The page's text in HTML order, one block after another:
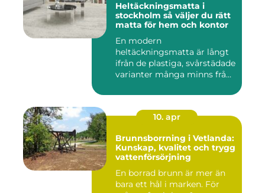
Heltäckningsmatta i
stockholm så väljer du rätt
matta för hem och kontor
En modern
heltäckningsmatta är långt
ifrån de plastiga, svårstädade
varianter många minns från
10. apr
Brunnsborrning i Vetlanda:
Kunskap, kvalitet och trygg
vattenförsörjning
En borrad brunn är mer än
bara ett hål i marken. För